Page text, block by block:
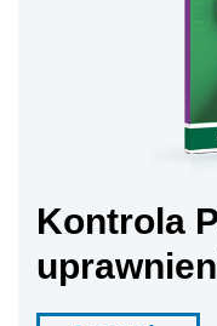
Kontrola